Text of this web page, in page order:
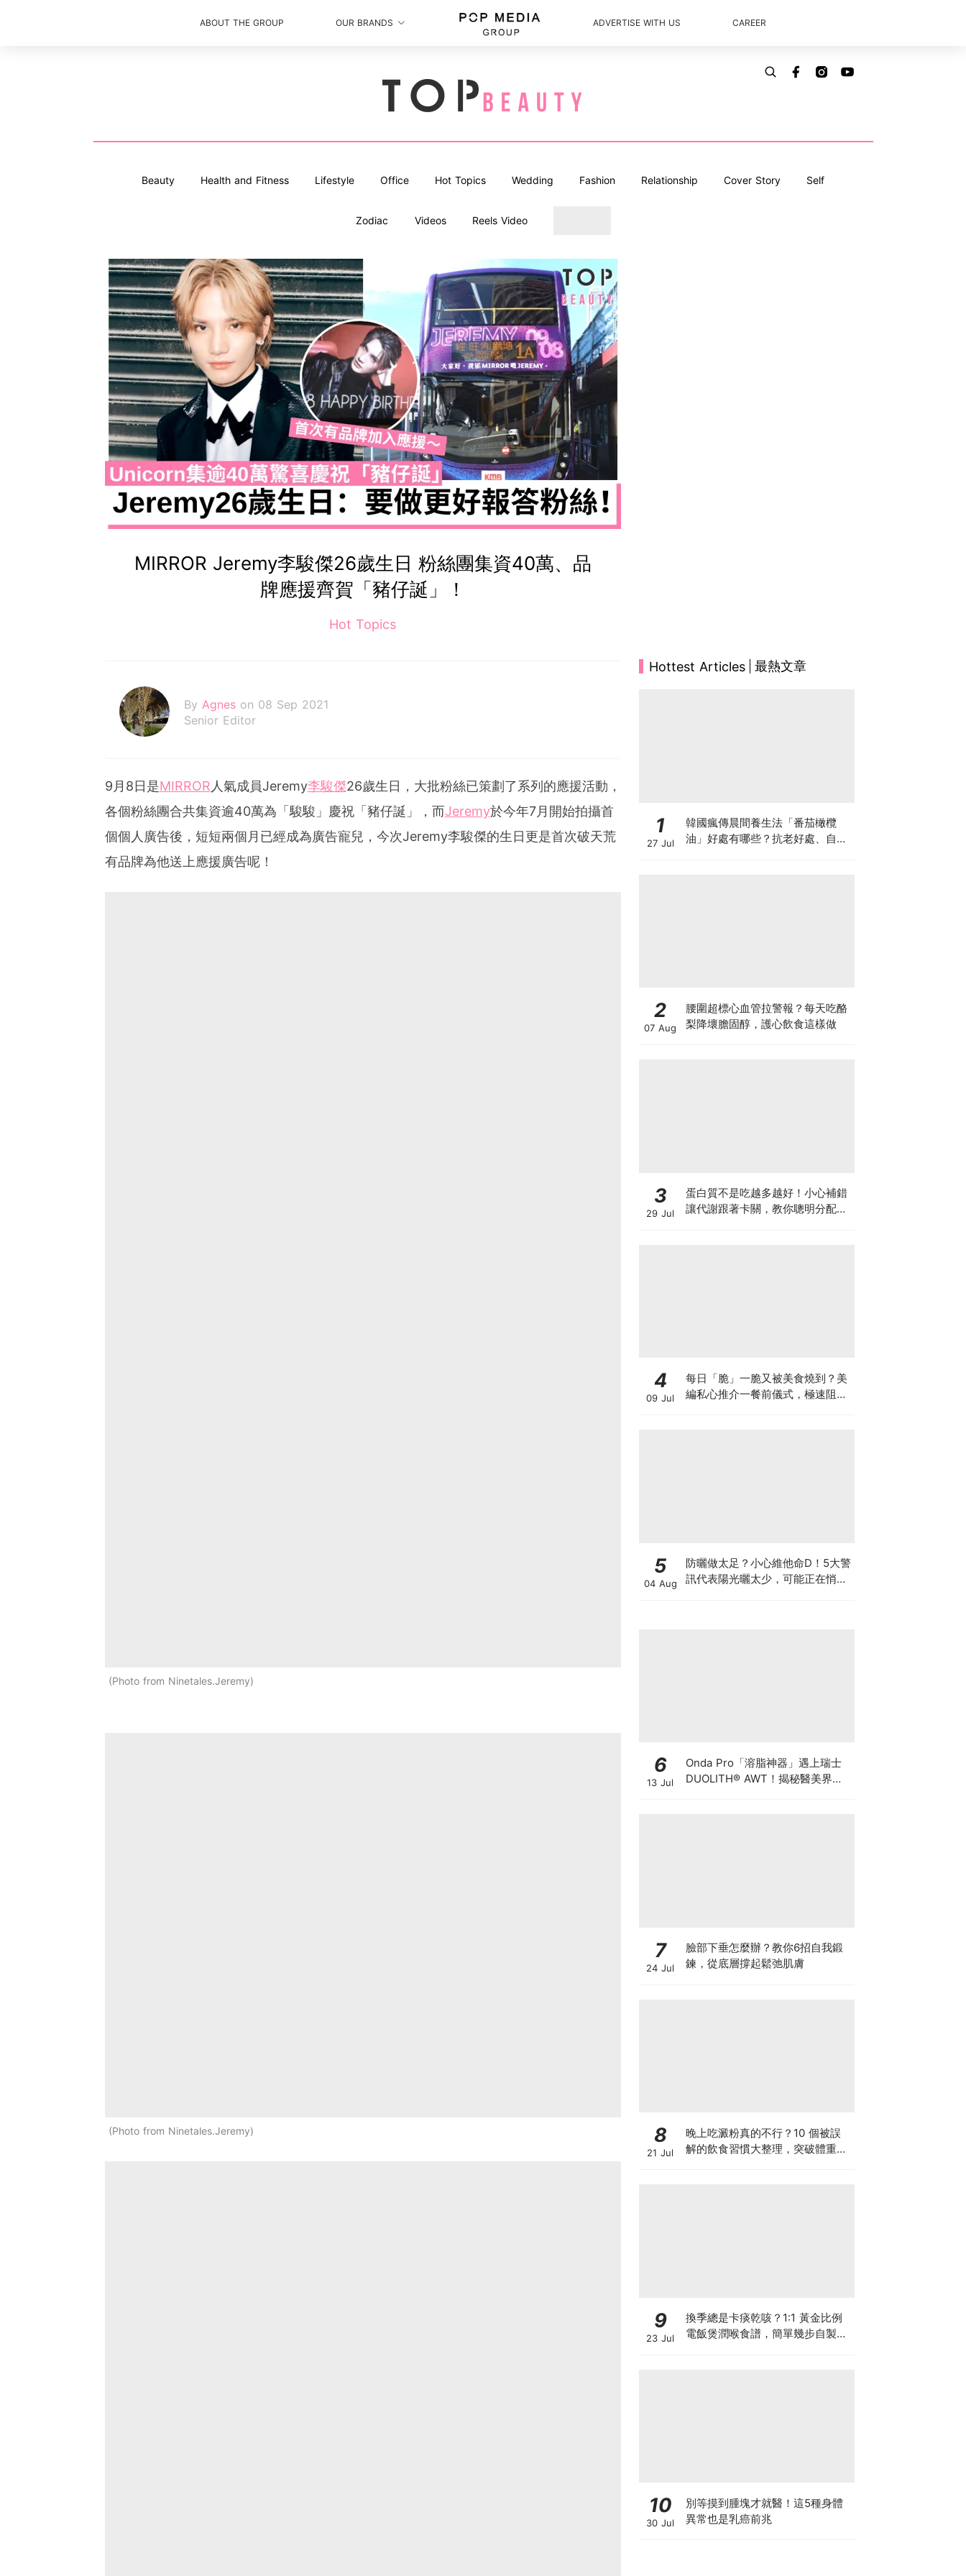
ABOUT THE GROUP OUR BRANDS ADVERTISE WITH US CAREER
Beauty Health and Fitness Lifestyle Office Hot Topics Wedding Fashion Relationship Cover Story Self
Zodiac Videos Reels Video
MIRROR Jeremy李駿傑26歲生日 粉絲團集資40萬、品
牌應援齊賀「豬仔誕」！
Hot Topics
By Agnes on 08 Sep 2021
Senior Editor
9月8日是MIRROR人氣成員Jeremy李駿傑26歲生日，大批粉絲已策劃了系列的應援活動，
各個粉絲團合共集資逾40萬為「駿駿」慶祝「豬仔誕」，而Jeremy於今年7月開始拍攝首
個個人廣告後，短短兩個月已經成為廣告寵兒，今次Jeremy李駿傑的生日更是首次破天荒
有品牌為他送上應援廣告呢！
Photo from Ninetales.Jeremy
Photo from Ninetales.Jeremy
Hottest Articles 最熱文章
1
27 Jul
韓國瘋傳晨間養生法「番茄橄欖
油」好處有哪些？抗老好處、自製
2
07 Aug
腰圍超標心血管拉警報？每天吃酪
梨降壞膽固醇，護心飲食這樣做
3
29 Jul
蛋白質不是吃越多越好！小心補錯
讓代謝跟著卡關，教你聰明分配三
4
09 Jul
每日「脆」一脆又被美食燒到？美
編私心推介一餐前儀式，極速阻碳
5
04 Aug
防曬做太足？小心維他命D！5大警
訊代表陽光曬太少，可能正在悄悄
6
13 Jul
Onda Pro「溶脂神器」遇上瑞士
DUOLITH® AWT！揭秘醫美界悄
7
24 Jul
臉部下垂怎麼辦？教你6招自我鍛
鍊，從底層撐起鬆弛肌膚
8
21 Jul
晚上吃澱粉真的不行？10 個被誤
解的飲食習慣大整理，突破體重停
9
23 Jul
換季總是卡痰乾咳？1:1 黃金比例
電飯煲潤喉食譜，簡單幾步自製天
10
30 Jul
別等摸到腫塊才就醫！這5種身體
異常也是乳癌前兆